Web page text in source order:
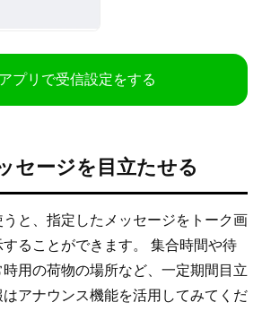
プリで受信設定をする
セージを目立たせる
と、指定したメッセージをトーク画
ることができます。 集合時間や待
用の荷物の場所など、一定期間目立
アナウンス機能を活用してみてくだ